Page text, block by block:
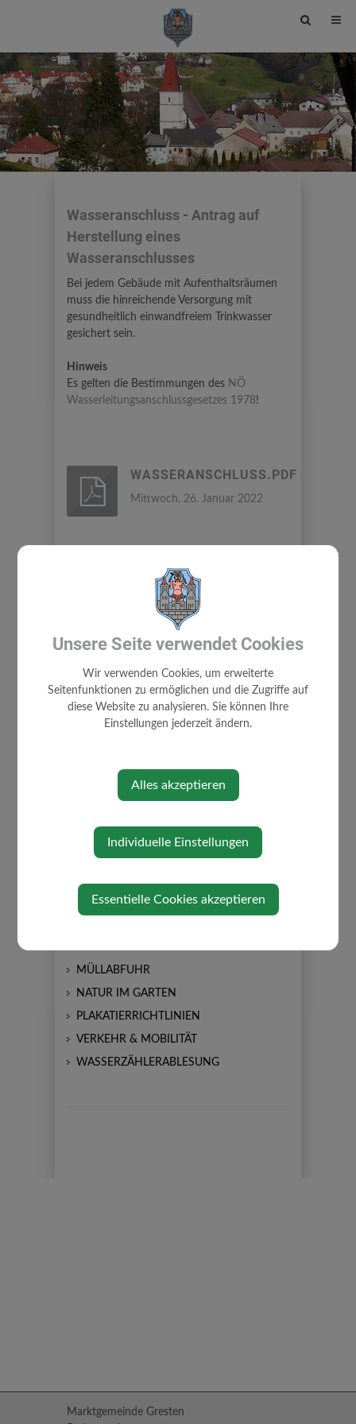
Site
toggle
Wasseranschluss - Antrag auf
Herstellung eines
Wasseranschlusses
Bei jedem Gebäude mit Aufenthaltsräumen
muss die hinreichende Versorgung mit
gesundheitlich einwandfreiem Trinkwasser
gesichert sein.
Hinweis
Es gelten die Bestimmungen des NÖ
Wasserleitungsanschlussgesetzes 1978!
WASSERANSCHLUSS.PDF
Mittwoch, 26. Januar 2022
BÜRGERSERVICE
UNWETTER - ZIVILSCHUTZ
BAUEN/WOHNEN
BARRIEREFREIHEIT
FÖRDERUNGEN
MÜLLABFUHR
NATUR IM GARTEN
PLAKATIERRICHTLINIEN
VERKEHR & MOBILITÄT
WASSERZÄHLERABLESUNG
Marktgemeinde Gresten
Unsere Seite verwendet Cookies
Wir verwenden Cookies, um erweiterte
Seitenfunktionen zu ermöglichen und die Zugriffe auf
diese Website zu analysieren. Sie können Ihre
Einstellungen jederzeit ändern.
Alles akzeptieren
Individuelle Einstellungen
Essentielle Cookies akzeptieren